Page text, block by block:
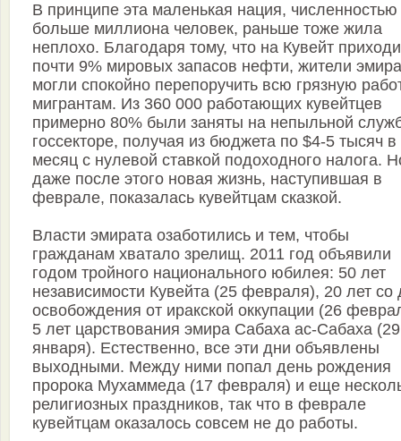
В принципе эта маленькая нация, численностью
больше миллиона человек, раньше тоже жила
неплохо. Благодаря тому, что на Кувейт
почти 9% мировых запасов нефти, жители
могли спокойно перепоручить всю грязную
мигрантам. Из 360 000 работающих кувейтцев
примерно 80% были заняты на непыльной
госсекторе, получая из бюджета по $4-5 тысяч в
месяц с нулевой ставкой подоходного налога.
даже после этого новая жизнь, наступившая в
феврале, показалась кувейтцам сказкой.
Власти эмирата озаботились и тем, чтобы
гражданам хватало зрелищ. 2011 год объявили
годом тройного национального юбилея: 50 лет
независимости Кувейта (25 февраля), 20 лет со
освобождения от иракской оккупации (26
5 лет царствования эмира Сабаха ас-Сабаха (29
января). Естественно, все эти дни объявлены
выходными. Между ними попал день рождения
пророка Мухаммеда (17 февраля) и еще
религиозных праздников, так что в феврале
кувейтцам оказалось совсем не до работы.